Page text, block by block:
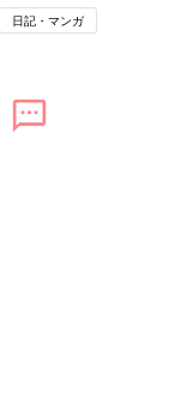
日記・マンガ